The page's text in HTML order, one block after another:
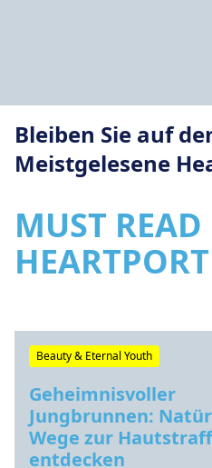
Bleiben Sie auf
Meistgelesene
MUST
HEARTPORT
Beauty & Eternal Youth
Geheimnisvoller
Jungbrunnen:
Wege zur
entdecken